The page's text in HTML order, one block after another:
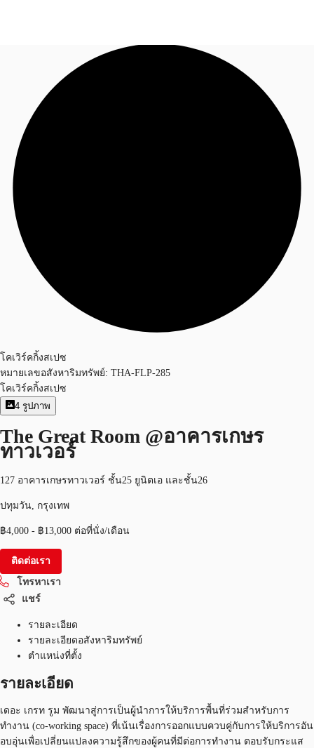
พื้นที่สำนักงาน
เฟล็กสเปซ
+6626246471
โคเวิร์คกิ้งสเปซ
หมายเลขอสังหาริมทรัพย์: THA-FLP-285
โคเวิร์คกิ้งสเปซ
4 รูปภาพ
The Great Room @อาคารเกษร
ทาวเวอร์
127 อาคารเกษรทาวเวอร์ ชั้น25 ยูนิตเอ และชั้น26
ปทุมวัน, กรุงเทพ
฿4,000 - ฿13,000 ต่อที่นั่ง/เดือน
ติดต่อเรา
โทรหาเรา
แชร์
รายละเอียด
รายละเอียดอสังหาริมทรัพย์
ตำแหน่งที่ตั้ง
รายละเอียด
เดอะ เกรท รูม พัฒนาสู่การเป็นผู้นำการให้บริการพื้นที่ร่วมสำหรับการ
ทำงาน (co-working space) ที่เน้นเรื่องการออกแบบควบคู่กับการให้บริการอัน
อบอุ่นเพื่อเปลี่ยนแปลงความรู้สึกของผู้คนที่มีต่อการทำงาน ตอบรับกระแส